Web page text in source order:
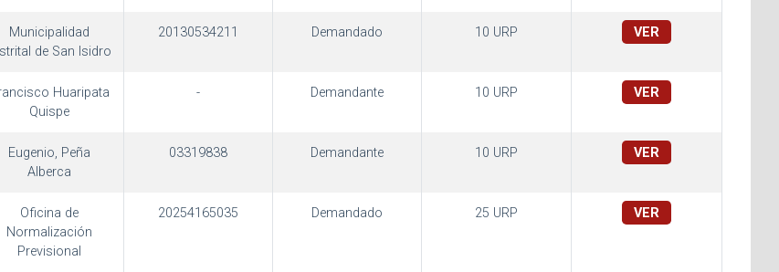
Municipalidad
de San Isidro
20130534211 Demandado 10 URP VER
Huaripata
Quispe
- Demandante 10 URP VER
Eugenio, Peña
Alberca
03319838 Demandante 10 URP VER
Oficina de
Normalización
Previsional
20254165035 Demandado 25 URP VER